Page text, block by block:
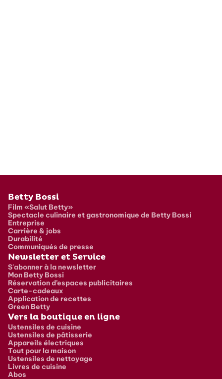
Pied de page
Betty Bossi
Film «Salut Betty»
Spectacle culinaire et gastronomique de Betty Bossi
Entreprise
Carrière & jobs
Durabilité
Communiqués de presse
Newsletter et Service
S'abonner à la newsletter
Mon Betty Bossi
Réservation d’espaces publicitaires
Carte-cadeaux
Application de recettes
Green Betty
Vers la boutique en ligne
Ustensiles de cuisine
Ustensiles de pâtisserie
Appareils électriques
Tout pour la maison
Ustensiles de nettoyage
Livres de cuisine
Abos